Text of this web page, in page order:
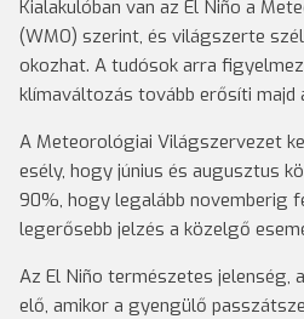
Kialakulóban van az El Niño a
(WMO) szerint, és világszerte
okozhat. A tudósok arra
klímaváltozás tovább erősíti majd
A Meteorológiai Világszervezet
esély, hogy június és augusztus
90%, hogy legalább novemberig
legerősebb jelzés a közelgő
Az El Niño természetes jelenség,
elő, amikor a gyengülő